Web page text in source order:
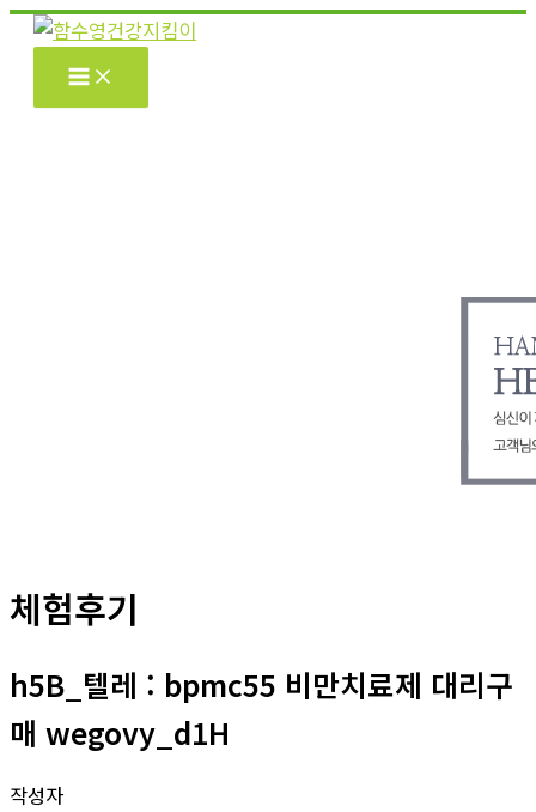
콘
체험후기
h5B_텔레 : bpmc55 비만치료제 대리구
매 wegovy_d1H
작성자